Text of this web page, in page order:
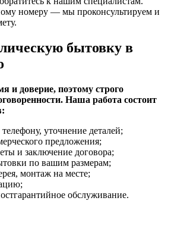
номеру — мы проконсультируем и
бытовку в
доверие, поэтому строго
Наша работа состоит
уточнение деталей;
предложения;
и заключение договора;
по вашим размерам;
монтаж на месте;
обслуживание.